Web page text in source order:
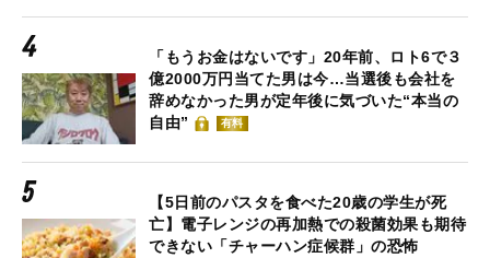
「もうお金はないです」20年前、ロト6で３
億2000万円当てた男は今…当選後も会社を
辞めなかった男が定年後に気づいた“本当の
自由”
有料
【5日前のパスタを食べた20歳の学生が死
亡】電子レンジの再加熱での殺菌効果も期待
できない「チャーハン症候群」の恐怖